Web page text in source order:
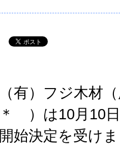
（有）フジ木材
＊ ）は10月10
開始決定を受け